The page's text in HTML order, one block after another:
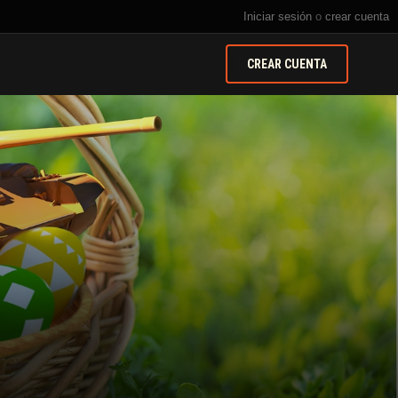
Iniciar sesión o crear cuenta
CREAR CUENTA